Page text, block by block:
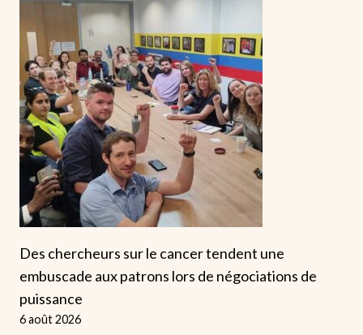
Des chercheurs sur le cancer tendent une
embuscade aux patrons lors de négociations de
puissance
6 août 2026